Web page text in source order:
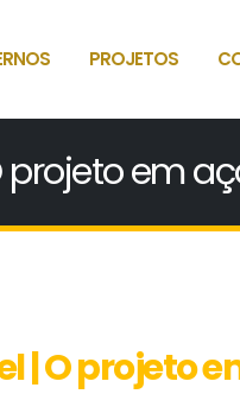
PROJETOS
projeto em
| O projeto